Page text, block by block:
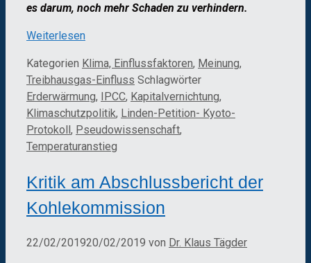
es darum, noch mehr Schaden zu verhindern.
Weiterlesen
Kategorien Klima, Einflussfaktoren, Meinung,
Treibhausgas-Einfluss Schlagwörter
Erderwärmung, IPCC, Kapitalvernichtung,
Klimaschutzpolitik, Linden-Petition- Kyoto-
Protokoll, Pseudowissenschaft,
Temperaturanstieg
Kritik am Abschlussbericht der
Kohlekommission
22/02/201920/02/2019 von Dr. Klaus Tägder